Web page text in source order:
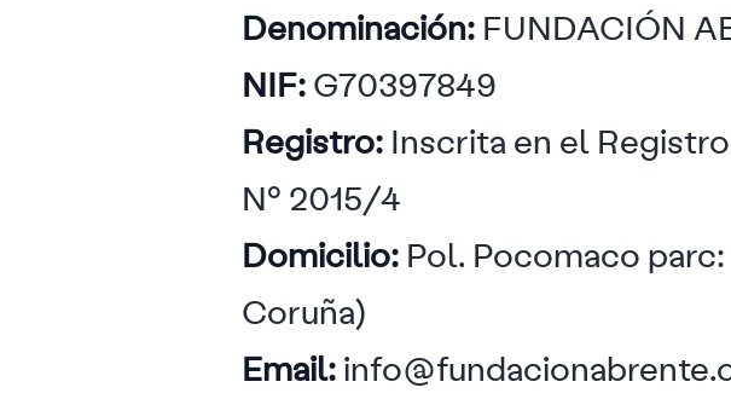
Denominación: FUNDACIÓN
NIF:G70397849
Registro: Inscrita en el
Nº 2015/4
Domicilio: Pol. Pocomaco parc:
Coruña)
Email: